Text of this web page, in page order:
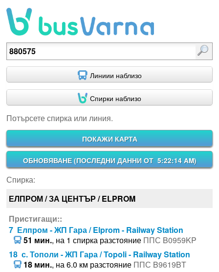
Потърсете спирка или линия.
Линиии наблизо
Спирки наблизо
Потърсете спирка или линия.
ПОКАЖИ КАРТА
ОБНОВЯВАНЕ (ПОСЛЕДНИ ДАННИ ОТ 5:22:14 AM)
Спирка:
ЕЛПРОМ / ЗА ЦЕНТЪР / ELPROM
Пристигащи::
7 Елпром - ЖП Гара / Elprom - Railway Station
51 мин., на 1 спирка разстояние ППС B0959KP
18 с. Тополи - ЖП Гара / Topoli - Railway Station
18 мин., на 6.0 км разстояние ППС B9619BT